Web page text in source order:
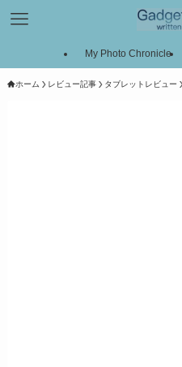
My Photo Chronicle
ホーム レビュー記事 タブレットレビュー